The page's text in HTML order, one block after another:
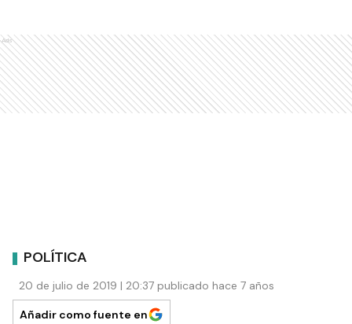
Ads
POLÍTICA
20 de julio de 2019 | 20:37 publicado hace 7 años
Añadir como fuente en